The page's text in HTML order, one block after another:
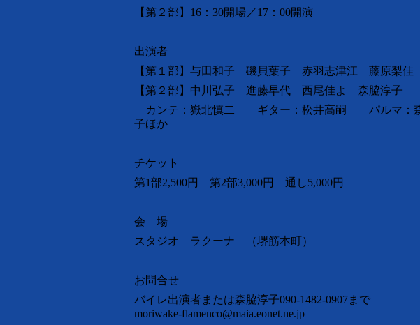
【第２部】16：30開場／17：00開演
出演者
【第１部】与田和子 磯貝葉子 赤羽志津江 藤原梨佳
【第２部】中川弘子 進藤早代 西尾佳よ 森脇淳子
カンテ：嶽北慎二 ギター：松井高嗣 パルマ：
子ほか
チケット
第1部2,500円 第2部3,000円 通し5,000円
会 場
スタジオ ラクーナ （堺筋本町）
お問合せ
バイレ出演者または森脇淳子090-1482-0907まで
moriwake-flamenco@maia.eonet.ne.jp